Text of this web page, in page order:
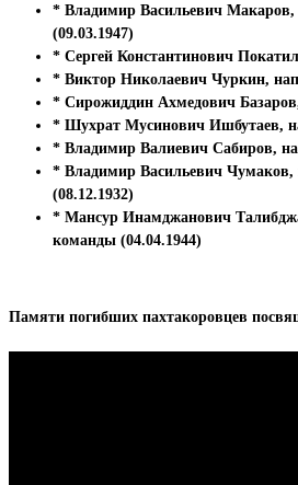
* Владимир Васильевич
(09.03.1947)
* Сергей Константинович
* Виктор Николаевич Чуркин,
* Сирожиддин Ахмедович
* Шухрат Мусинович Ишбутаев,
* Владимир Валиевич Сабиров,
* Владимир Васильевич
(08.12.1932)
* Мансур Инамджанович
команды (04.04.1944)
Памяти погибших пахтакоровцев